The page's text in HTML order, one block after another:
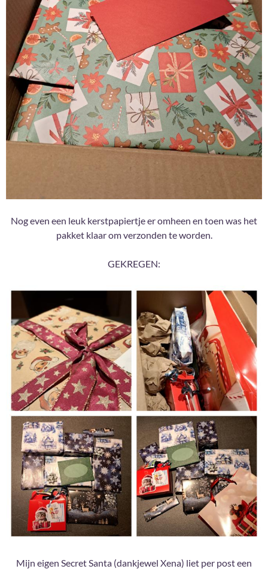
Nog even een leuk kerstpapiertje er omheen en toen was het
pakket klaar om verzonden te worden.
GEKREGEN:
Mijn eigen Secret Santa (dankjewel Xena) liet per post een